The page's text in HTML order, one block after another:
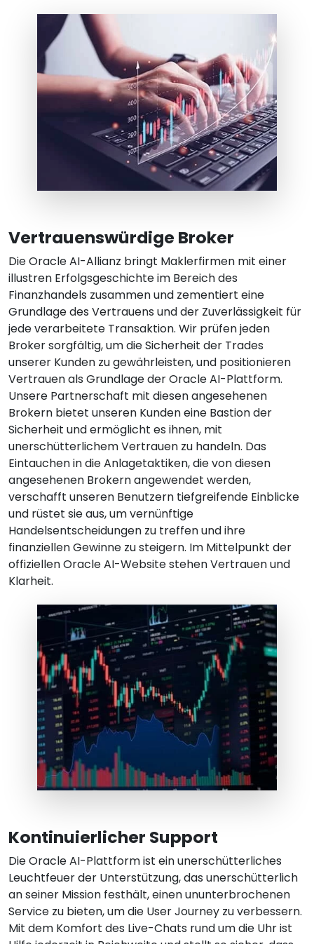
Vertrauenswürdige Broker
Die Oracle AI-Allianz bringt Maklerfirmen mit einer
illustren Erfolgsgeschichte im Bereich des
Finanzhandels zusammen und zementiert eine
Grundlage des Vertrauens und der Zuverlässigkeit für
jede verarbeitete Transaktion. Wir prüfen jeden
Broker sorgfältig, um die Sicherheit der Trades
unserer Kunden zu gewährleisten, und positionieren
Vertrauen als Grundlage der Oracle AI-Plattform.
Unsere Partnerschaft mit diesen angesehenen
Brokern bietet unseren Kunden eine Bastion der
Sicherheit und ermöglicht es ihnen, mit
unerschütterlichem Vertrauen zu handeln. Das
Eintauchen in die Anlagetaktiken, die von diesen
angesehenen Brokern angewendet werden,
verschafft unseren Benutzern tiefgreifende Einblicke
und rüstet sie aus, um vernünftige
Handelsentscheidungen zu treffen und ihre
finanziellen Gewinne zu steigern. Im Mittelpunkt der
offiziellen Oracle AI-Website stehen Vertrauen und
Klarheit.
Kontinuierlicher Support
Die Oracle AI-Plattform ist ein unerschütterliches
Leuchtfeuer der Unterstützung, das unerschütterlich
an seiner Mission festhält, einen ununterbrochenen
Service zu bieten, um die User Journey zu verbessern.
Mit dem Komfort des Live-Chats rund um die Uhr ist